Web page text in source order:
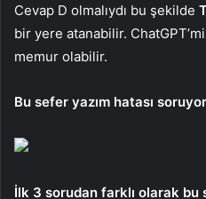
Cevap D olmalıydı bu şekilde
bir yere atanabilir.
memur olabilir.
Bu sefer yazım hatası
İlk 3 sorudan farklı olarak bu